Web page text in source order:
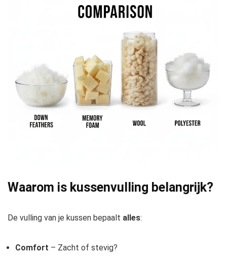
Waarom is kussenvulling belangrijk?
De vulling van je kussen bepaalt alles:
Comfort – Zacht of stevig?